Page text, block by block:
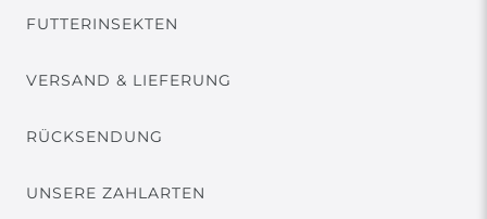
FUTTERINSEKTEN
VERSAND & LIEFERUNG
RÜCKSENDUNG
UNSERE ZAHLARTEN